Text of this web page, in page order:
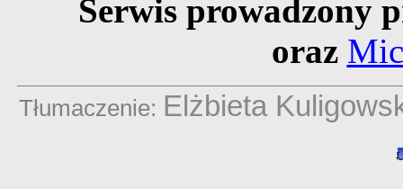
Serwis prowadzony
oraz
Tłumaczenie: Elżbieta